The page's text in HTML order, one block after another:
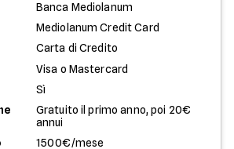
Banca Mediolanum
Mediolanum Credit Card
Carta di Credito
Visa o Mastercard
Sì
Gratuito il primo anno, poi 20€
annui
1500€/mese